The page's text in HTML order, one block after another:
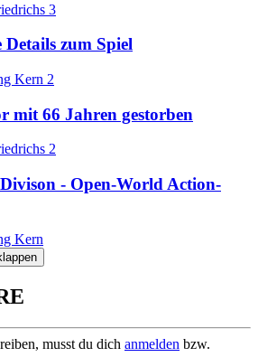
3
zum Spiel
Kern 2
mit 66 Jahren gestorben
2
- Open-World Action-
Kern
musst du dich anmelden bzw.